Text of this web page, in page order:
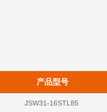
产品型号
JSW31-16STL85